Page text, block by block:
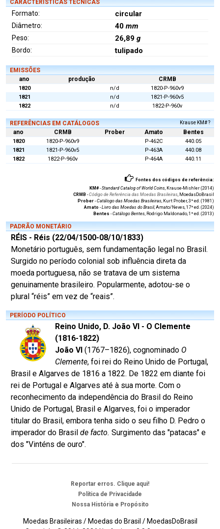
CARACTERÍSTICAS TÉCNICAS
Formato: circular
Diâmetro: 40 mm
Peso: 26,89 g
Bordo: tulipado
EMISSÕES
ano
produção CRMB
1820 n/d
1820-P-960v9
1821
n/d
1821-P-960v5
1822
n/d 1822-P-960v
REFERÊNCIAS EM CATÁLOGOS Krause KM# ?
ano CRMB Prober Amato Bentes
1820 1820-P-960v9 P-462C
440.05
1821
1821-P-960v5 P-463A
440.08
1822
1822-P-960v P-464A 440.11
Fontes dos códigos de referência:
KM#-Standard Catalog of World Coins, Krause-Mishler (2014)
CRMB -Código de Referência das Moedas Brasileiras, MoedasDoBrasil
Prober -Catálogo das Moedas Brasileiras, Kurt Prober, 3ª ed. (1981)
Amato -Livro das Moedas do Brasil, Amato/Neves, 17ª ed. (2024)
Bentes -Catálogo Bentes, Rodrigo Maldonado, 1ª ed. (2013)
PADRÃO MONETÁRIO
RÉIS - Réis (22/04/1500-08/10/1833)
Monetário português, sem fundamentação legal no Brasil.
Surgido no período colonial sob influência direta da
moeda portuguesa, não se tratava de um sistema
genuinamente brasileiro. Popularmente, adotou-se o
plural “réis” em vez de “reais”.
PERÍODO POLÍTICO
Reino Unido, D. João VI - O Clemente
(1816-1822)
João VI (1767–1826), cognominado O
Clemente, foi rei do Reino Unido de Portugal,
Brasil e Algarves de 1816 a 1822. De 1822 em diante foi
rei de Portugal e Algarves até à sua morte. Com o
reconhecimento da independência do Brasil do Reino
Unido de Portugal, Brasil e Algarves, foi o imperador
titular do Brasil, embora tenha sido o seu filho D. Pedro o
imperador do Brasil de facto. Surgimento das "patacas" e
dos "Vinténs de ouro".
Reportar erros. Clique aqui!
Política de Privacidade
Nossa História e Propósito
Moedas Brasileiras / Moedas do Brasil / MoedasDoBrasil